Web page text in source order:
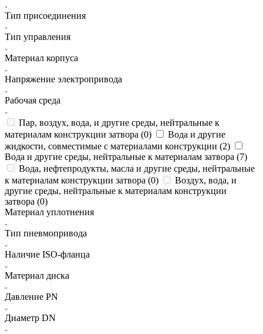
Тип присоединения
Тип управления
Материал корпуса
Напряжение электропривода
Рабочая среда
Пар, воздух, вода, и другие среды, нейтральные к
материалам конструкции затвора (0)
Вода и другие
жидкости, совместимые с материалами конструкции (2)
Вода и другие среды, нейтральные к материалам затвора (7)
Вода, нефтепродукты, масла и другие среды, нейтральные
к материалам конструкции затвора (0)
Воздух, вода, и
другие среды, нейтральные к материалам конструкции
затвора (0)
Материал уплотнения
Тип пневмопривода
Наличие ISO-фланца
Материал диска
Давление PN
Диаметр DN